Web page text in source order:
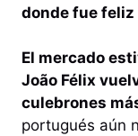
donde fue feliz
El mercado
João Félix
culebrones
portugués aún